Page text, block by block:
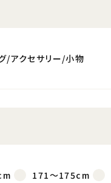
/アクセサリー/小物
171～175cm